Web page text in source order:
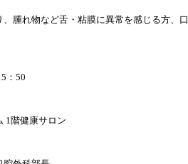
腫れ物など舌・粘膜に異常を感じる方、
：50
1階健康サロン